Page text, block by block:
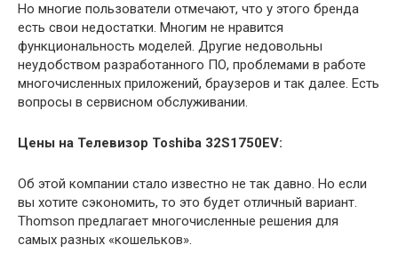
Но многие пользователи отмечают, что у этого бренда
есть свои недостатки. Многим не нравится
функциональность моделей. Другие недовольны
неудобством разработанного ПО, проблемами в работе
многочисленных приложений, браузеров и так далее. Есть
вопросы в сервисном обслуживании.
Цены на Телевизор Toshiba 32S1750EV:
Об этой компании стало известно не так давно. Но если
вы хотите сэкономить, то это будет отличный вариант.
Thomson предлагает многочисленные решения для
самых разных «кошельков».